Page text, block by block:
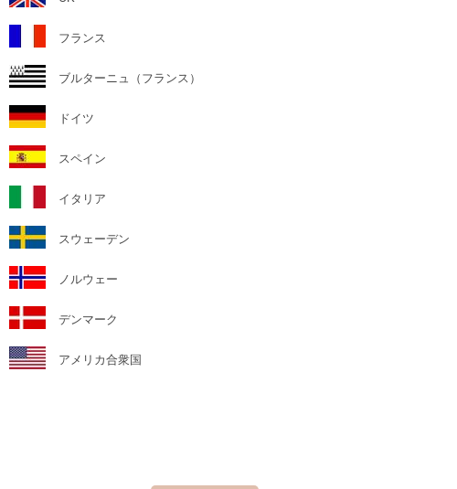
フランス
ブルターニュ（フランス）
ドイツ
スペイン
イタリア
スウェーデン
ノルウェー
デンマーク
アメリカ合衆国